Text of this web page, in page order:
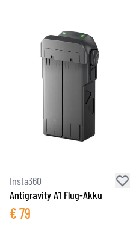
Insta360
Antigravity A1 Flug-Akku
€79